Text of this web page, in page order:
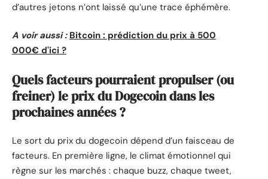
d’autres jetons n’ont laissé qu’une trace éphémère.
A voir aussi : Bitcoin : prédiction du prix à 500
000€ d'ici ?
Quels facteurs pourraient propulser (ou
freiner) le prix du Dogecoin dans les
prochaines années ?
Le sort du prix du dogecoin dépend d’un faisceau de
facteurs. En première ligne, le climat émotionnel qui
règne sur les marchés : chaque buzz, chaque tweet,